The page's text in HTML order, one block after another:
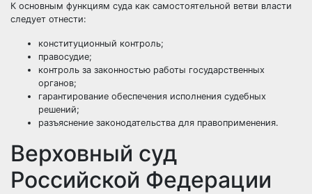
К основным функциям суда как самостоятельной ветви власти
следует отнести:
конституционный контроль;
правосудие;
контроль за законностью работы государственных
органов;
гарантирование обеспечения исполнения судебных
решений;
разъяснение законодательства для правоприменения.
Верховный суд
Российской Федерации